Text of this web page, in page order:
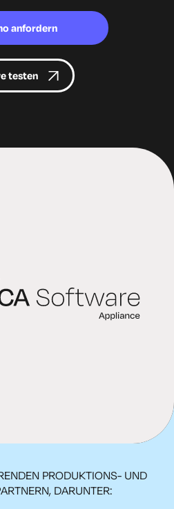
anfordern
testen
PRODUKTIONS- UND
DARUNTER: